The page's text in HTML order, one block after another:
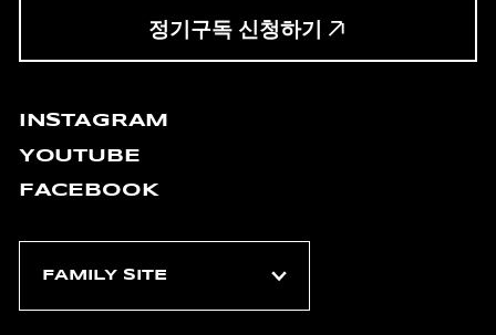
정기구독 신청하기
INSTAGRAM
YOUTUBE
FACEBOOK